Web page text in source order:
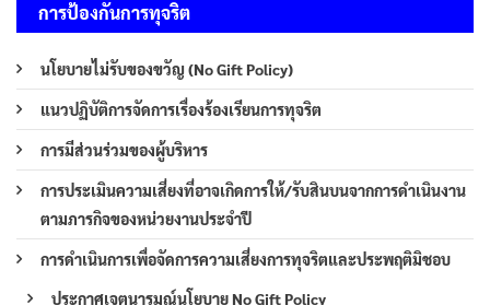
การป้องกันการทุจริต
นโยบายไม่รับของขวัญ (No Gift Policy)
แนวปฏิบัติการจัดการเรื่องร้องเรียนการทุจริต
การมีส่วนร่วมของผู้บริหาร
การประเมินความเสี่ยงที่อาจเกิดการให้/รับสินบนจากการดำเนินงาน
ตามภารกิจของหน่วยงานประจำปี
การดำเนินการเพื่อจัดการความเสี่ยงการทุจริตและประพฤติมิชอบ
ประกาศเจตนารมณ์นโยบาย No Gift Policy